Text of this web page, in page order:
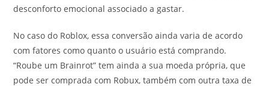
desconforto emocional associado a gastar.
No caso do Roblox, essa conversão ainda varia de acordo
com fatores como quanto o usuário está comprando.
“Roube um Brainrot” tem ainda a sua moeda própria, que
pode ser comprada com Robux, também com outra taxa de